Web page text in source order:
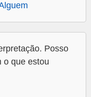
Posso
o que estou